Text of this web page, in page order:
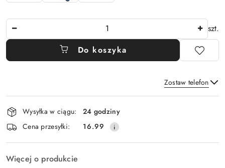
szt.
Do koszyka
Zostaw telefon
Wyślij
Dostępność
i
dostawa
Wysyłka w ciągu:
24 godziny
Cena przesyłki:
16.99
Więcej o produkcie